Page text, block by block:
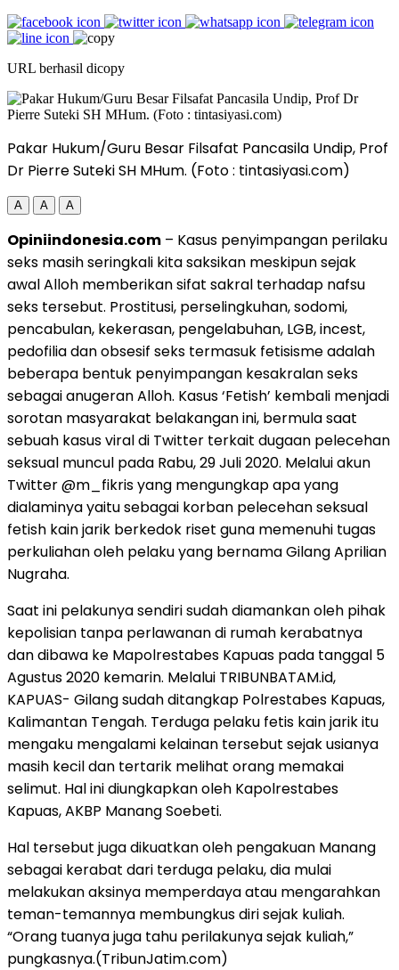
URL berhasil dicopy
Pakar Hukum/Guru Besar Filsafat Pancasila Undip, Prof
Dr Pierre Suteki SH MHum. (Foto : tintasiyasi.com)
A A A
Opiniindonesia.com – Kasus penyimpangan perilaku
seks masih seringkali kita saksikan meskipun sejak
awal Alloh memberikan sifat sakral terhadap nafsu
seks tersebut. Prostitusi, perselingkuhan, sodomi,
pencabulan, kekerasan, pengelabuhan, LGB, incest,
pedofilia dan obsesif seks termasuk fetisisme adalah
beberapa bentuk penyimpangan kesakralan seks
sebagai anugeran Alloh. Kasus ‘Fetish’ kembali menjadi
sorotan masyarakat belakangan ini, bermula saat
sebuah kasus viral di Twitter terkait dugaan pelecehan
seksual muncul pada Rabu, 29 Juli 2020. Melalui akun
Twitter @m_fikris yang mengungkap apa yang
dialaminya yaitu sebagai korban pelecehan seksual
fetish kain jarik berkedok riset guna memenuhi tugas
perkuliahan oleh pelaku yang bernama Gilang Aprilian
Nugraha.
Saat ini pelakunya sendiri sudah diamankan oleh pihak
kepolisian tanpa perlawanan di rumah kerabatnya
dan dibawa ke Mapolrestabes Kapuas pada tanggal 5
Agustus 2020 kemarin. Melalui TRIBUNBATAM.id,
KAPUAS- Gilang sudah ditangkap Polrestabes Kapuas,
Kalimantan Tengah. Terduga pelaku fetis kain jarik itu
mengaku mengalami kelainan tersebut sejak usianya
masih kecil dan tertarik melihat orang memakai
selimut. Hal ini diungkapkan oleh Kapolrestabes
Kapuas, AKBP Manang Soebeti.
Hal tersebut juga dikuatkan oleh pengakuan Manang
sebagai kerabat dari terduga pelaku, dia mulai
melakukan aksinya memperdaya atau mengarahkan
teman-temannya membungkus diri sejak kuliah.
“Orang tuanya juga tahu perilakunya sejak kuliah,”
pungkasnya.(TribunJatim.com)